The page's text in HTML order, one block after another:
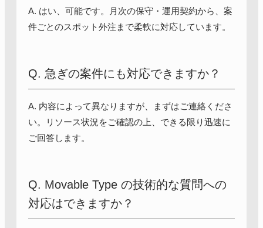
A. はい、可能です。月次の保守・運用契約から、案
件ごとのスポット外注まで柔軟に対応しています。
Q. 急ぎの案件にも対応できますか？
A. 内容によって異なりますが、まずはご連絡くださ
い。リソース状況をご確認の上、できる限り迅速に
ご回答します。
Q. Movable Type の技術的な質問への
対応はできますか？